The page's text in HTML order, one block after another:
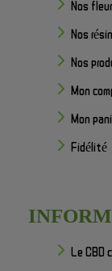
Nos
Nos
Nos
Mon
Mon
Fidélité
Le CBD